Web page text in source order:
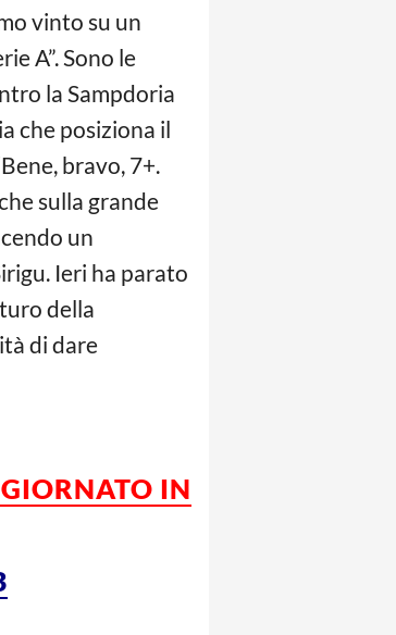
vinto su un
A”. Sono le
la Sampdoria
che posiziona il
bravo, 7+.
sulla grande
un
Ieri ha parato
della
di dare
IN